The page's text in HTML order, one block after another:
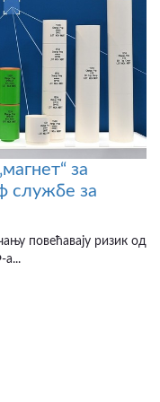
за
службе за
повећавају ризик од
а...